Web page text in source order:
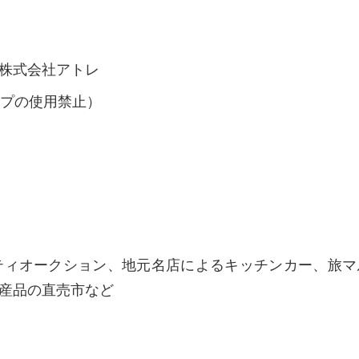
式会社アトレ
の使用禁止）
オークション、地元名店によるキッチンカー、旅
品の直売市など